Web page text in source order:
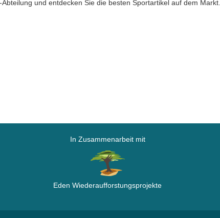
und entdecken Sie die besten Sportartikel auf dem Markt.
In Zusammenarbeit mit
Eden Wiederaufforstungsprojekte